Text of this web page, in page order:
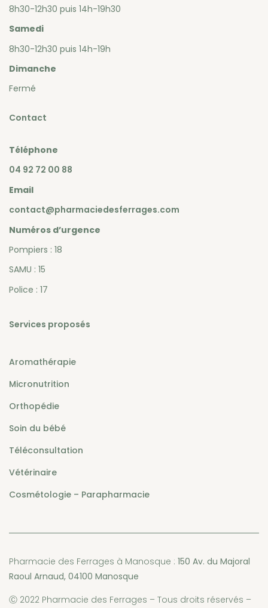
8h30-12h30 puis 14h-19h30
Samedi
8h30-12h30 puis 14h-19h
Dimanche
Fermé
Contact
Téléphone
04 92 72 00 88
Email
contact@pharmaciedesferrages.com
Numéros d’urgence
Pompiers : 18
SAMU : 15
Police : 17
Services proposés
Aromathérapie
Micronutrition
Orthopédie
Soin du bébé
Téléconsultation
Vétérinaire
Cosmétologie – Parapharmacie
Pharmacie des Ferrages à Manosque : 150 Av. du Majoral
Raoul Arnaud, 04100 Manosque
Ⓒ 2022 Pharmacie des Ferrages – Tous droits réservés –